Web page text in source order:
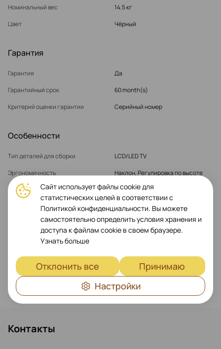
Номинальный вес
14.5 кг
Цвет
Чёрный
Гарантия
Гарантия
Да
Гарантийный срок
60 month(s)
Критерий оценки гарантии
Серийный номер
Особенности
Тип деталей для сборки
LCD/LED TV
Эргономичность
Наклон, Регулировка по высоте
Родительские продукты
Monitor 19″-27″
Интерфейс крепления монитора
от 75mm до 100x100mm
Показать больше
Контакты
Сайт использует файлы cookie для
статистических целей в соответствии с
Политикой конфиденциальности. Вы можете
самостоятельно определить условия хранения и
доступа к файлам cookie в своем браузере.
Узнать больше
Отклонить все
Принимаю
Настройки